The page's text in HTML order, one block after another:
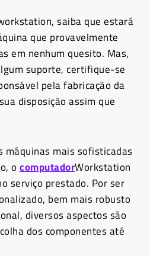
saiba que estará
que provavelmente
em nenhum quesito. Mas,
suporte, certifique-se
pela fabricação da
disposição assim que
máquinas mais sofisticadas
ocomputadorWorkstation
serviço prestado. Por ser
bem mais robusto
diversos aspectos são
dos componentes até